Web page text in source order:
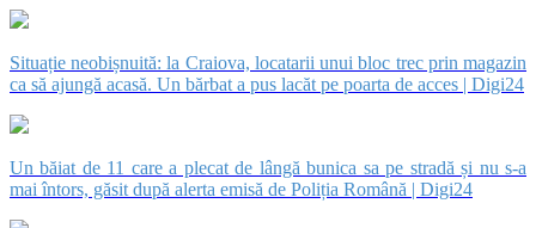
Situație neobișnuită: la Craiova, locatarii unui bloc trec prin magazin
ca să ajungă acasă. Un bărbat a pus lacăt pe poarta de acces | Digi24
Un băiat de 11 care a plecat de lângă bunica sa pe stradă și nu s-a
mai întors, găsit după alerta emisă de Poliția Română | Digi24